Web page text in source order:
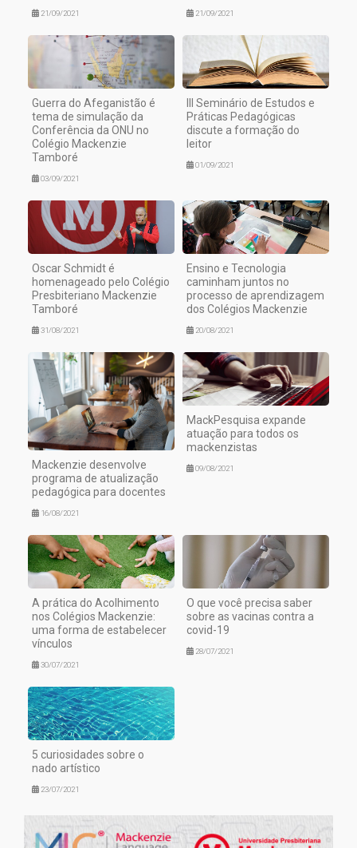
21/09/2021 21/09/2021
Guerra do Afeganistão é
tema de simulação da
Conferência da ONU no
Colégio Mackenzie
Tamboré
03/09/2021
III Seminário de Estudos e
Práticas Pedagógicas
discute a formação do
leitor
01/09/2021
Oscar Schmidt é
homenageado pelo Colégio
Presbiteriano Mackenzie
Tamboré
31/08/2021
Ensino e Tecnologia
caminham juntos no
processo de aprendizagem
dos Colégios Mackenzie
20/08/2021
Mackenzie desenvolve
programa de atualização
pedagógica para docentes
16/08/2021
MackPesquisa expande
atuação para todos os
mackenzistas
09/08/2021
A prática do Acolhimento
nos Colégios Mackenzie:
uma forma de estabelecer
vínculos
30/07/2021
O que você precisa saber
sobre as vacinas contra a
covid-19
28/07/2021
5 curiosidades sobre o
nado artístico
23/07/2021